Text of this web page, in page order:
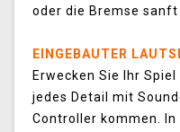
oder die Bremse
EINGEBAUTER
Erwecken Sie Ihr
jedes Detail mit
Controller kommen.